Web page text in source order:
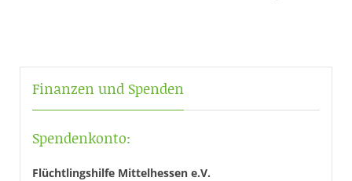
Finanzen und Spenden
Spendenkonto:
Flüchtlingshilfe Mittelhessen e.V.